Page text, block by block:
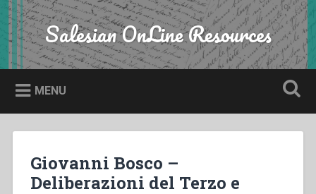
Skip
to
content
Search Salesian OnLine Resources
MENU
Giovanni Bosco –
Deliberazioni del Terzo e